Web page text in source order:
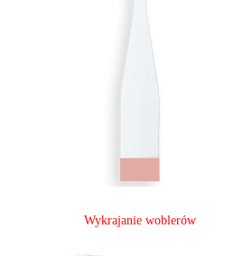
Wykrajanie woblerów